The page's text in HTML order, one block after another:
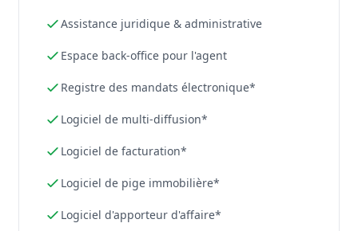
Assistance juridique & administrative
Espace back-office pour l'agent
Registre des mandats électronique*
Logiciel de multi-diffusion*
Logiciel de facturation*
Logiciel de pige immobilière*
Logiciel d'apporteur d'affaire*